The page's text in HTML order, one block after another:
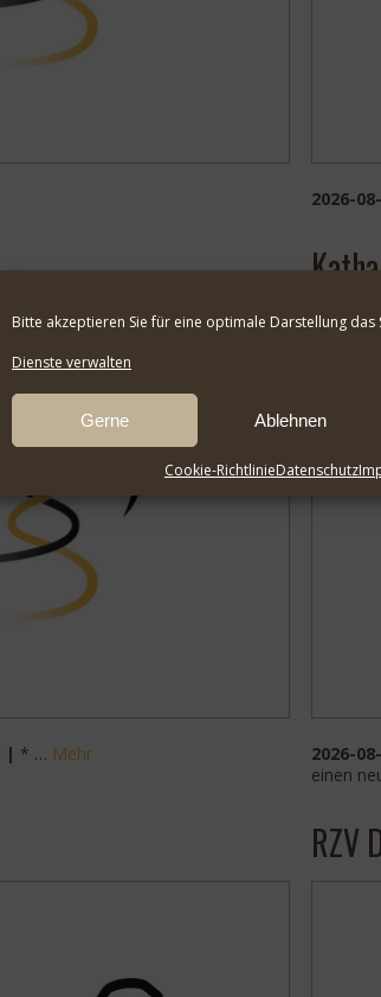
Bitte akzeptieren Sie für eine optimale Darstellung das
Dienste verwalten
Gerne Ablehnen
Cookie-RichtlinieDatenschutz
2026-
| * … Mehr
Katha
2026-
einen
RZV